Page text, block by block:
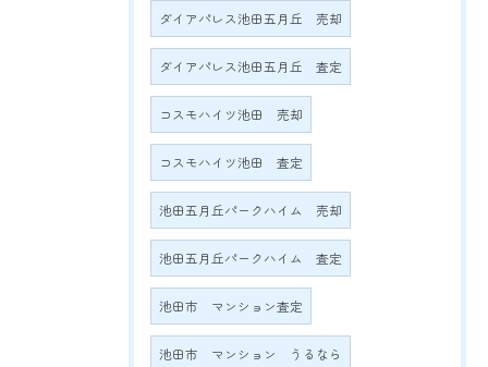
ダイアパレス池田五月丘 売却
ダイアパレス池田五月丘 査定
コスモハイツ池田 売却
コスモハイツ池田 査定
池田五月丘パークハイム 売却
池田五月丘パークハイム 査定
池田市 マンション査定
池田市 マンション うるなら